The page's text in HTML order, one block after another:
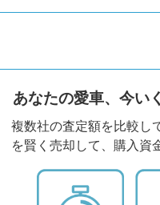
あなたの愛車、今い
複数社の査定額を比較し
を賢く売却して、購入資